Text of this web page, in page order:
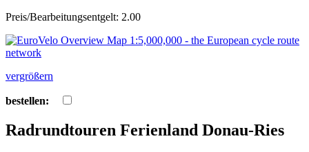
Preis/Bearbeitungsentgelt: 2.00
vergrößern
bestellen:
Radrundtouren Ferienland Donau-Ries